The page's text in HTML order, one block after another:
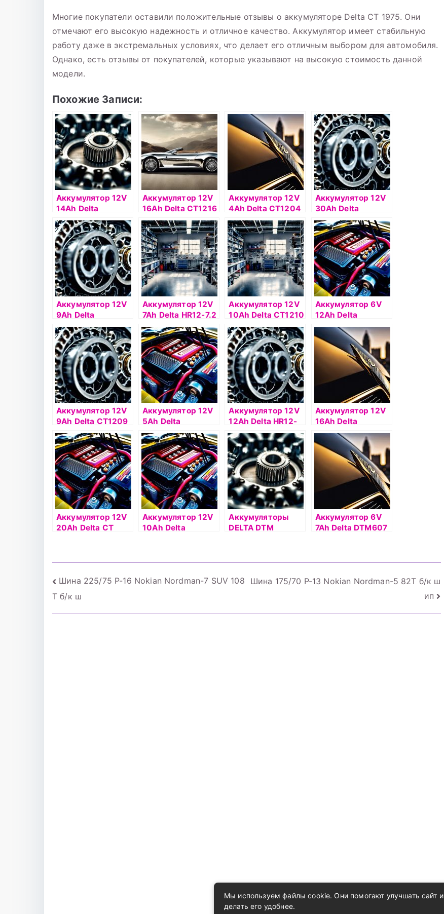
Многие покупатели оставили положительные отзывы о аккумуляторе Delta CT 1975. Они
отмечают его высокую надежность и отличное качество. Аккумулятор имеет стабильную
работу даже в экстремальных условиях, что делает его отличным выбором для автомобиля.
Однако, есть отзывы от покупателей, которые указывают на высокую стоимость данной
модели.
Похожие Записи:
Аккумулятор 12V
14Ah Delta
СТ1212.2 п.п.(+ -)
Аккумулятор 12V
16Ah Delta СТ1216
о.п.(- +)
Аккумулятор 12V
4Ah Delta СТ1204
о.п.(- +)
Аккумулятор 12V
30Ah Delta
СТ1230 о.п.(- +)
Аккумулятор 12V
9Ah Delta
CT1209.1 п.п.(+ -)
Аккумулятор 12V
7Ah Delta HR12-7.2
Аккумулятор 12V
10Ah Delta СТ1210
п.п. (+ -)
Аккумулятор 6V
12Ah Delta
DTM612
Аккумулятор 12V
9Ah Delta СТ1209
п.п.(+ -)
Аккумулятор 12V
5Ah Delta
CT1205.1 о.п.(- +)
Аккумулятор 12V
12Ah Delta HR12-
12
Аккумулятор 12V
16Ah Delta
СТ1216.1 п.п.(+ -)
Аккумулятор 12V
20Ah Delta СТ
Аккумулятор 12V
10Ah Delta
Аккумуляторы
DELTA DTM
Аккумулятор 6V
7Ah Delta DTM607
Навигация
по
Шина 225/75 Р-16 Nokian Nordman-7 SUV 108
T б/к ш
Шина 175/70 Р-13 Nokian Nordman-5 82T б/к ш
ип
Мы используем файлы cookie. Они помогают улучшать сайт и
делать его удобнее.